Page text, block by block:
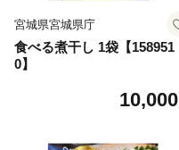
宮城県宮城県庁
食べる煮干し 1袋【158951
0】
10,000